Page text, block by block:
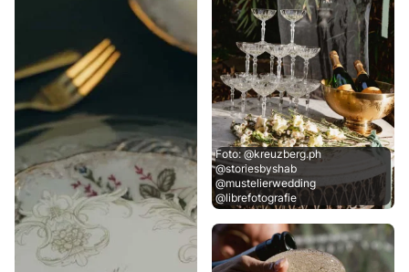
Foto: @kreuzberg.ph
@storiesbyshab
@mustelierwedding
@librefotografie